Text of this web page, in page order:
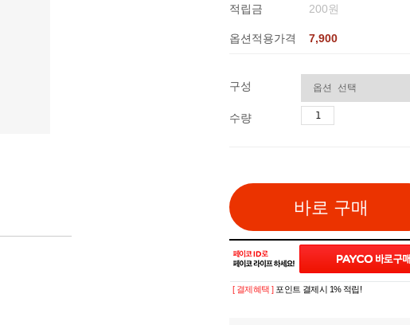
적립금 200원
옵션적용가격 7,900
구성
수량
바로 구매
[ 결제혜택 ] 포인트 결제시 1% 적립!